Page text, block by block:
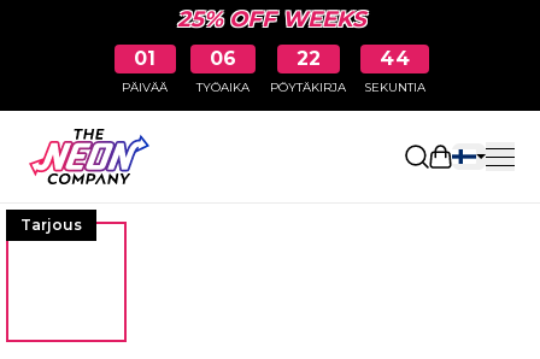
25% OFF WEEKS
01
PÄIVÄÄ
06
TYÖAIKA
22
PÖYTÄKIRJA
43
SEKUNTIA
Avaa
Tarjous